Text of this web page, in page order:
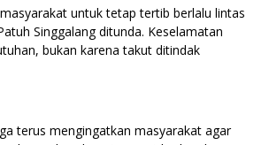
untuk tetap tertib berlalu lintas
Singgalang ditunda. Keselamatan
bukan karena takut ditindak
terus mengingatkan masyarakat agar